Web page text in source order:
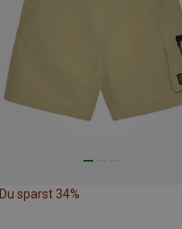
Du sparst 34%